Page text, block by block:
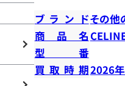
ブランドその他
商品名
型番
買取時期2026